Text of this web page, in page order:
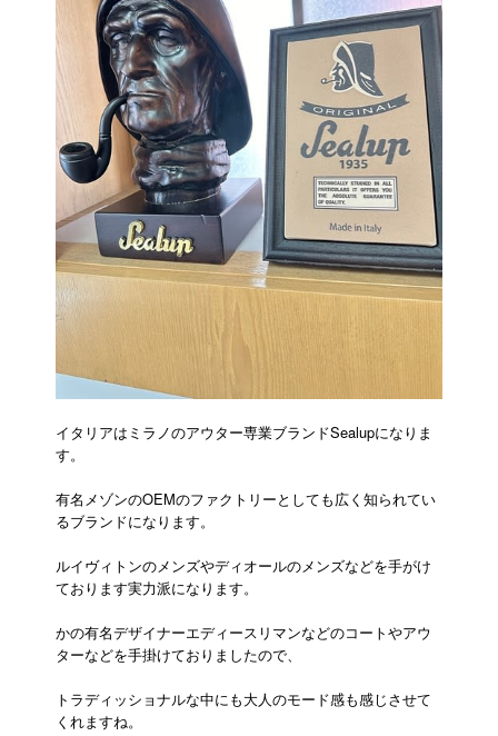
イタリアはミラノのアウター専業ブランドSealupになりま
す。
有名メゾンのOEMのファクトリーとしても広く知られてい
るブランドになります。
ルイヴィトンのメンズやディオールのメンズなどを手がけ
ております実力派になります。
かの有名デザイナーエディースリマンなどのコートやアウ
ターなどを手掛けておりましたので、
トラディッショナルな中にも大人のモード感も感じさせて
くれますね。